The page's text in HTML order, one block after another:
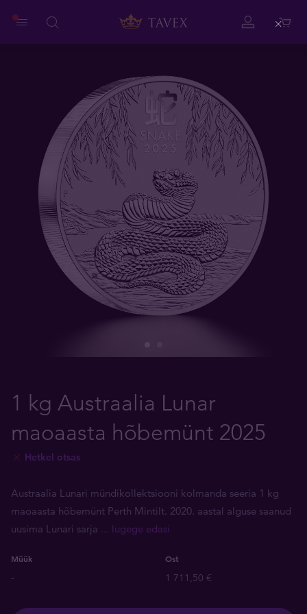
1 kg Austraalia Lunar
maoaasta hõbemünt 2025
Hetkel otsas
Austraalia Lunari mündikollektsiooni kolmanda seeria 1 kg
maoaasta hõbemünt Perth Mintilt. 2020. aastal alguse saanud
uusima Lunari sarja ... lugege edasi
Müük Ost
- 1 711,50 €
Close